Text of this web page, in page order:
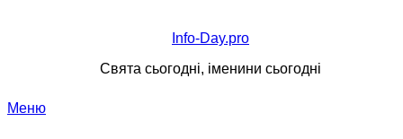
Info-Day.pro
Свята сьогодні, іменини сьогодні
Меню